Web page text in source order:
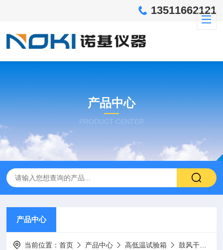
13511662121
产品中心
PRODUCT CENTER
产品中心
当前位置：首页 产品中心 高低温试验箱 鼓风干燥箱